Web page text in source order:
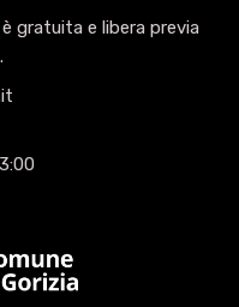
gratuita e libera previa